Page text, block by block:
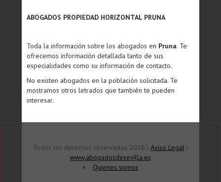
ABOGADOS PROPIEDAD HORIZONTAL PRUNA
Toda la información sobre los abogados en Pruna. Te
ofrecemos información detallada tanto de sus
especialidades como su información de contacto.
No existen abogados en la población solicitada. Te
mostramos otros letrados que también te pueden
interesar.
Todos los derechos reservados 2026 | Aviso Legal |
www.abogadosdesevilla.es
Quienes somos